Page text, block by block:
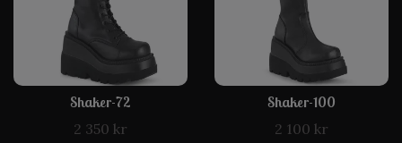
Shaker-72
2 350 kr
Shaker-100
2 100 kr